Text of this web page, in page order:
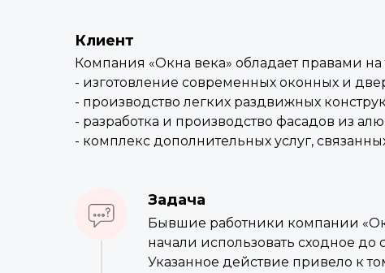
Клиент
Компания «Окна века» обладает правами
- изготовление современных оконных и
- производство легких раздвижных
- разработка и производство фасадов из
- комплекс дополнительных услуг,
Задача
Бывшие работники компании
начали использовать сходное до
Указанное действие привело к